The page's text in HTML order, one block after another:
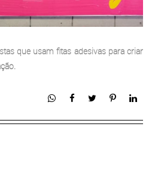
que usam fitas adesivas para criar